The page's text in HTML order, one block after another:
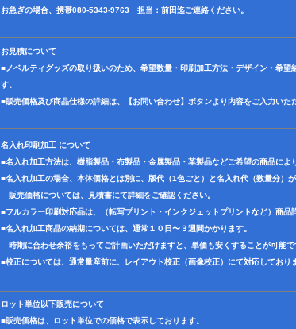
お急ぎの場合、携帯080-5343-9763 担当：前田迄ご連絡ください。
お見積について
■ノベルティグッズの取り扱いのため、希望数量・印刷加工方法・デザイン・希
す。
■販売価格及び商品仕様の詳細は、【お問い合わせ】ボタンより内容をご入力いた
名入れ印刷加工 について
■名入れ加工方法は、樹脂製品・布製品・金属製品・革製品などご希望の商品によ
■名入れ加工の場合、本体価格とは別に、版代（1色ごと）と名入れ代（数量分）が
販売価格については、見積書にて詳細をご確認ください。
■フルカラー印刷対応品は、（転写プリント・インクジェットプリントなど）商
■名入れ加工商品の納期については、通常１０日〜３週間かかります。
時期に合わせ余裕をもってご計画いただけますと、単価も安くすることが可能で
■校正については、通常量産前に、レイアウト校正（画像校正）にて対応してお
ロット単位以下販売について
■販売価格は、ロット単位での価格で表示しております。